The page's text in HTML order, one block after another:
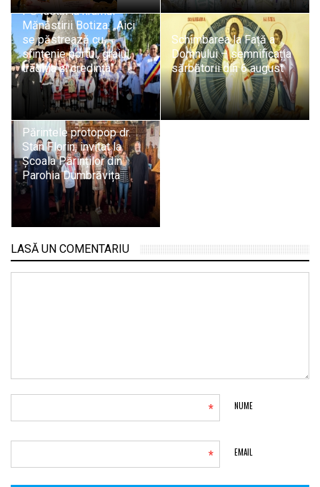
PS Iustin la hramul
Mănăstirii Botiza: „Aici
se păstrează cu
sfințenie portul, graiul,
tradiția și credința”
Schimbarea la Față a
Domnului – semnificația
sărbătorii din 6 august
Părintele protopop dr.
Stan Florin, invitat la
Școala Părinților din
Parohia Dumbrăvița
LASĂ UN COMENTARIU
NUME
*
EMAIL
*